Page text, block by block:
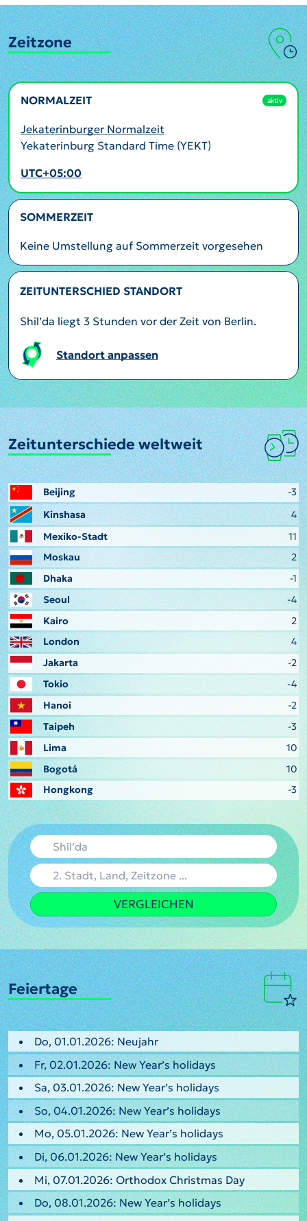
Zeitzone
NORMALZEIT aktiv
Jekaterinburger Normalzeit
Yekaterinburg Standard Time (YEKT)
UTC+05:00
SOMMERZEIT
Keine Umstellung auf Sommerzeit vorgesehen
ZEITUNTERSCHIED STANDORT
Shil’da liegt 3 Stunden vor der Zeit von Berlin.
Standort anpassen
Zeitunterschiede weltweit
Beijing
-3
Kinshasa
4
Mexiko-Stadt
11
Moskau
2
Dhaka
-1
Seoul
-4
Kairo
2
London
4
Jakarta
-2
Tokio
-4
Hanoi
-2
Taipeh
-3
Lima
10
Bogotá
10
Hongkong
-3
VERGLEICHEN
Feiertage
Do, 01.01.2026: Neujahr
Fr, 02.01.2026: New Year’s holidays
Sa, 03.01.2026: New Year’s holidays
So, 04.01.2026: New Year’s holidays
Mo, 05.01.2026: New Year’s holidays
Di, 06.01.2026: New Year’s holidays
Mi, 07.01.2026: Orthodox Christmas Day
Do, 08.01.2026: New Year’s holidays